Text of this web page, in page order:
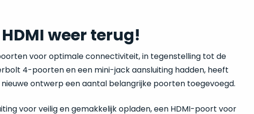
weer terug!
voor optimale connectiviteit, in tegenstelling tot de
4-poorten en een mini-jack aansluiting hadden, heeft
ontwerp een aantal belangrijke poorten toegevoegd.
voor veilig en gemakkelijk opladen, een HDMI-poort voor